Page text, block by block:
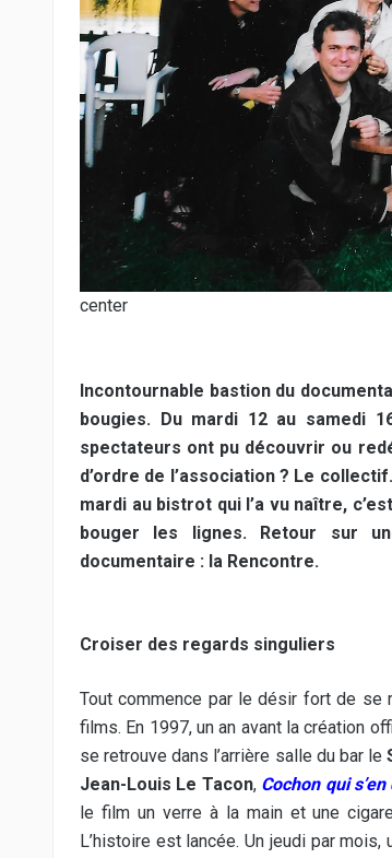
center
Incontournable bastion du
bougies. Du mardi 12 au samedi
spectateurs ont pu découvrir ou
d’ordre de l’association ? Le
mardi au bistrot qui l’a vu naître,
bouger les lignes. Retour sur
documentaire : la Rencontre.
Croiser des regards singuliers
Tout commence par le désir fort de se
films. En 1997, un an avant la création
se retrouve dans l’arrière salle du bar le
Jean-Louis Le Tacon, Cochon qui
le film un verre à la main et une
L’histoire est lancée. Un jeudi par mois,